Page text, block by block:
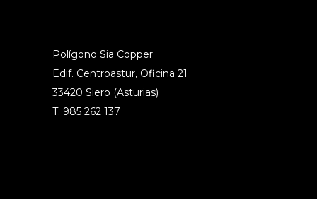
Polígono Sia Copper
Edif. Centroastur, Oficina 21
33420 Siero (Asturias)
T. 985 262 137